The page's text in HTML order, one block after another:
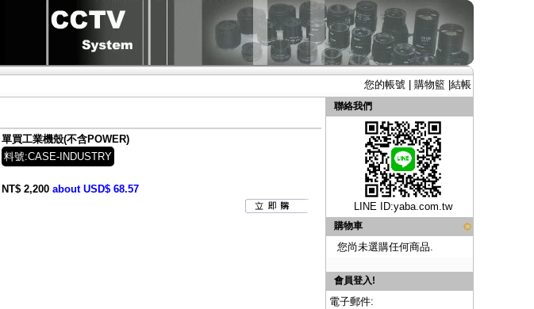
您的帳號| 購物籃| 結帳
單買工業機殼(不含POWER)
料號:CASE-INDUSTRY
NT$ 2,200 about USD$ 68.57
聯絡我們
LINE ID:yaba.com.tw
購物車
您尚未選購任何商品.
會員登入!
電子郵件: